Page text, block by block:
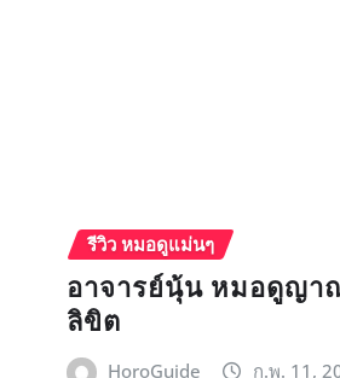
รีวิว หมอดูแม่นๆ
อาจารย์นุ้น หมอดูญา
ลิขิต
HoroGuide ก.พ. 11,